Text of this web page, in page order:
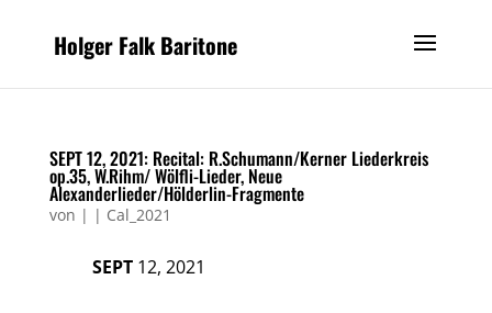
Holger Falk Baritone
SEPT 12, 2021: Recital: R.Schumann/Kerner Liederkreis
op.35, W.Rihm/ Wölfli-Lieder, Neue
Alexanderlieder/Hölderlin-Fragmente
von | | Cal_2021
SEPT12, 2021